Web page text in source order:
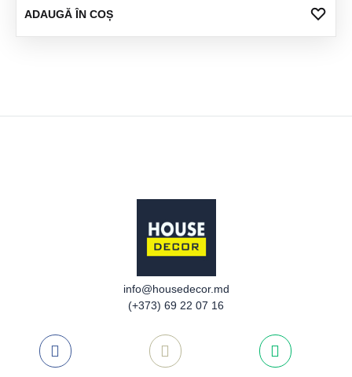
ADAUGĂ ÎN COȘ
info@housedecor.md
(+373) 69 22 07 16